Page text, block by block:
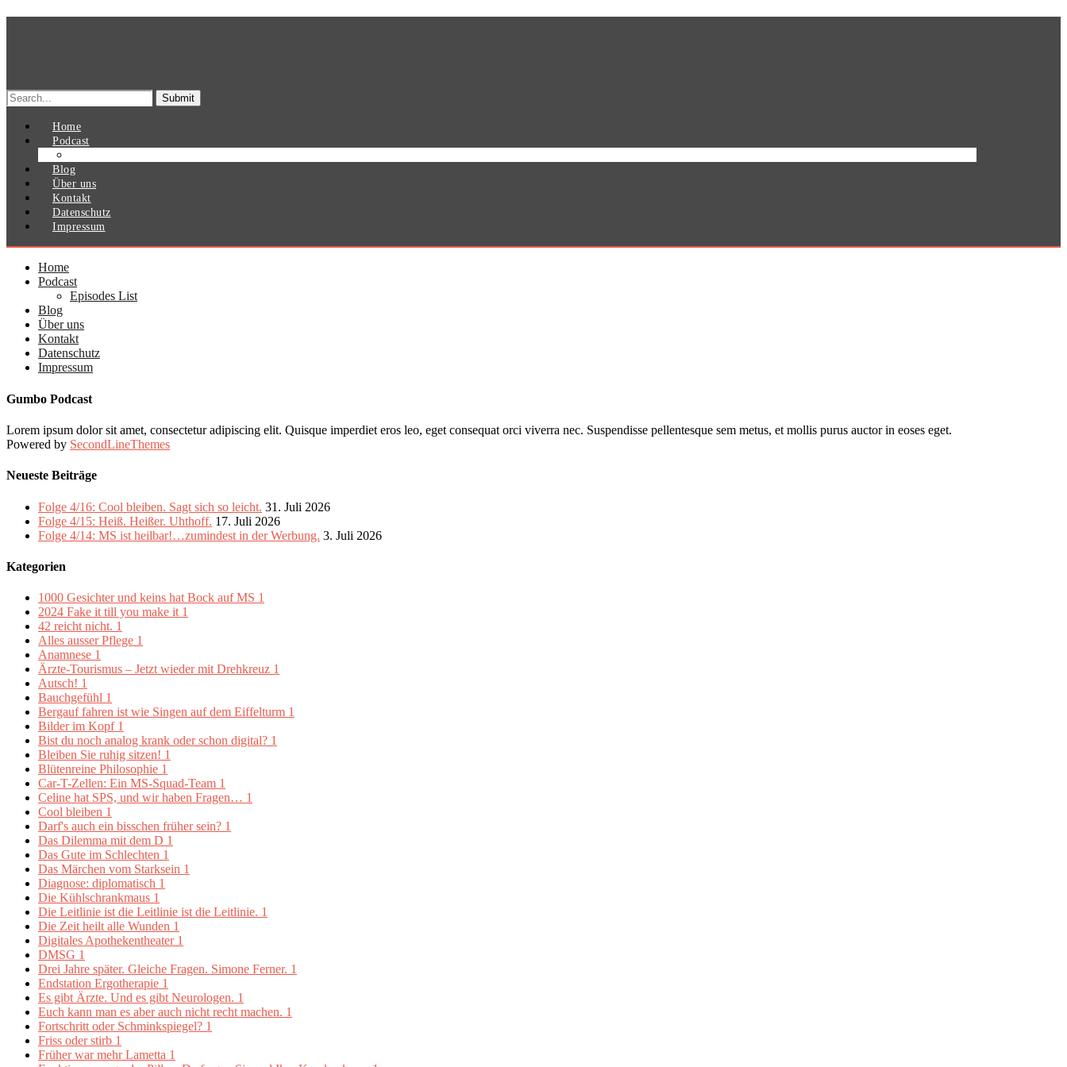
Search
for:
Home
Podcast
Blog
Über uns
Kontakt
Datenschutz
Impressum
Home
Podcast
Episodes List
Blog
Über uns
Kontakt
Datenschutz
Impressum
Gumbo Podcast
Lorem ipsum dolor sit amet, consectetur adipiscing elit. Quisque imperdiet eros leo, eget consequat orci viverra nec. Suspendisse pellentesque sem metus, et mollis purus auctor in eoses eget.
Powered by SecondLineThemes
Neueste Beiträge
Folge 4/16: Cool bleiben. Sagt sich so leicht. 31. Juli 2026
Folge 4/15: Heiß. Heißer. Uhthoff. 17. Juli 2026
Folge 4/14: MS ist heilbar!…zumindest in der Werbung. 3. Juli 2026
Kategorien
1000 Gesichter und keins hat Bock auf MS 1
2024 Fake it till you make it 1
42 reicht nicht. 1
Alles ausser Pflege 1
Anamnese 1
Ärzte-Tourismus – Jetzt wieder mit Drehkreuz 1
Autsch! 1
Bauchgefühl 1
Bergauf fahren ist wie Singen auf dem Eiffelturm 1
Bilder im Kopf 1
Bist du noch analog krank oder schon digital? 1
Bleiben Sie ruhig sitzen! 1
Blütenreine Philosophie 1
Car-T-Zellen: Ein MS-Squad-Team 1
Celine hat SPS, und wir haben Fragen… 1
Cool bleiben 1
Darf's auch ein bisschen früher sein? 1
Das Dilemma mit dem D 1
Das Gute im Schlechten 1
Das Märchen vom Starksein 1
Diagnose: diplomatisch 1
Die Kühlschrankmaus 1
Die Leitlinie ist die Leitlinie ist die Leitlinie. 1
Die Zeit heilt alle Wunden 1
Digitales Apothekentheater 1
DMSG 1
Drei Jahre später. Gleiche Fragen. Simone Ferner. 1
Endstation Ergotherapie 1
Es gibt Ärzte. Und es gibt Neurologen. 1
Euch kann man es aber auch nicht recht machen. 1
Fortschritt oder Schminkspiegel? 1
Friss oder stirb 1
Früher war mehr Lametta 1